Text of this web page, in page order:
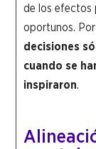
de los efectos
oportunos.
decisiones
cuando se
inspiraron.